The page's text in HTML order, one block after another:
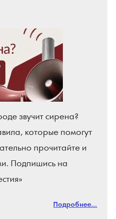
звучит сирена?
которые помогут
прочитайте и
Подпишись на
Подробнее...